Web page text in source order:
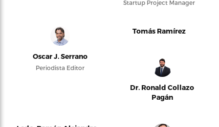
Startup Project Manager
Oscar J. Serrano
Periodista Editor
Tomás Ramírez
Dr. Ronald Collazo
Pagán